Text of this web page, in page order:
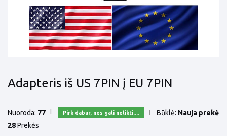
Adapteris iš US 7PIN į EU 7PIN
Nuoroda: 77 Pirk dabar, nes gali nelikti.... Būklė: Nauja prekė
28Prekės